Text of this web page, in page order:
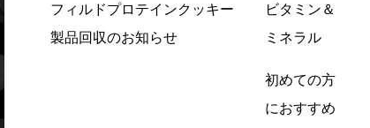
フィルドプロテインクッキー
製品回収のお知らせ
ビタミン＆
ミネラル
初めての方
におすすめ